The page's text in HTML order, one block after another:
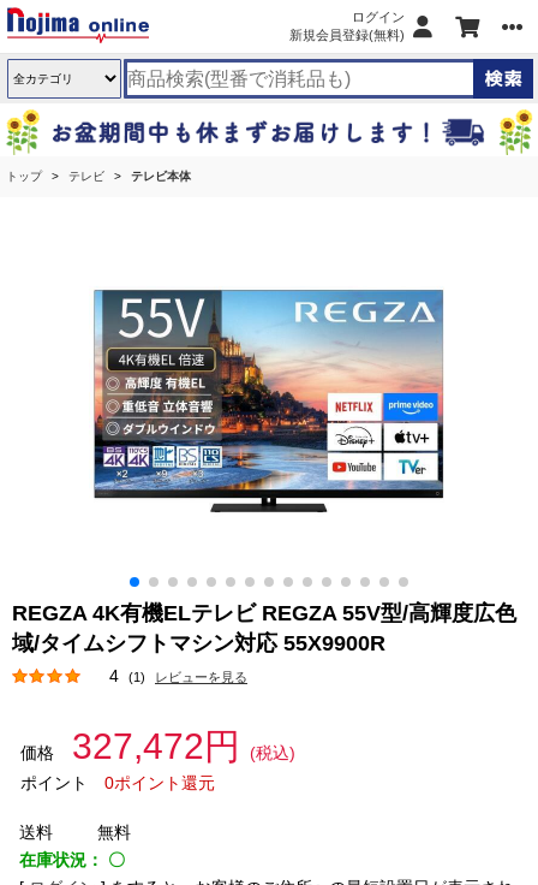
ログイン
新規会員登録(無料)
トップ テレビ テレビ本体
REGZA 4K有機ELテレビ REGZA 55V型/高輝度広色
域/タイムシフトマシン対応 55X9900R
4 (1) レビューを見る
価格 327,472円
(税込)
ポイント
0ポイント還元
送料
無料
在庫状況： 〇